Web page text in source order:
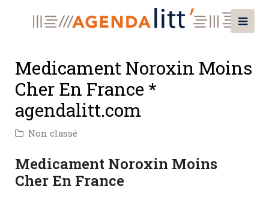
Medicament Noroxin Moins
Cher En France *
agendalitt.com
Non classé
Medicament Noroxin Moins
Cher En France